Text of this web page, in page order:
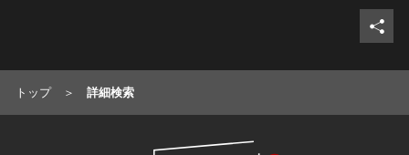
トップ 詳細検索